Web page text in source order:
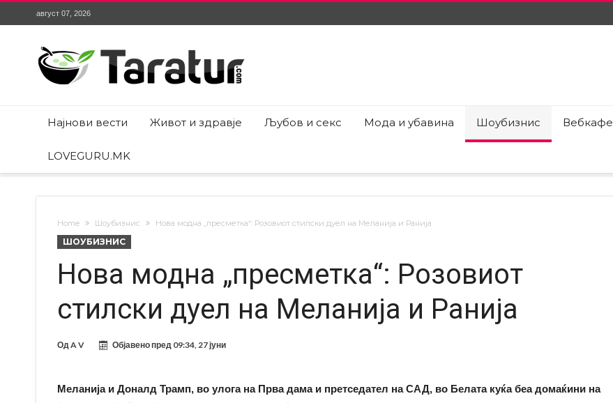
август 07, 2026
Најнови вести Живот и здравје Љубов и секс Мода и убавина Шоубизнис Вебкафе
LOVEGURU.MK
Home Шоубизнис Нова модна „пресметка“: Розовиот стилски дуел на Меланија и Ранија
ШОУБИЗНИС
Нова модна „пресметка“: Розовиот
стилски дуел на Меланија и Ранија
ОдA V Објавено пред 09:34, 27 јуни
Меланија и Доналд Трамп, во улога на Прва дама и претседател на САД, во Белата куќа беа домаќини на